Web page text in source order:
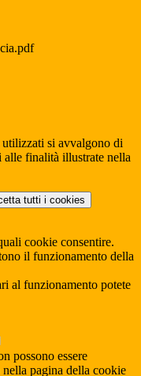
si avvalgono di
alle finalità illustrate nella
tutti i cookies
cookie consentire.
il funzionamento della
al funzionamento potete
possono essere
pagina della cookie